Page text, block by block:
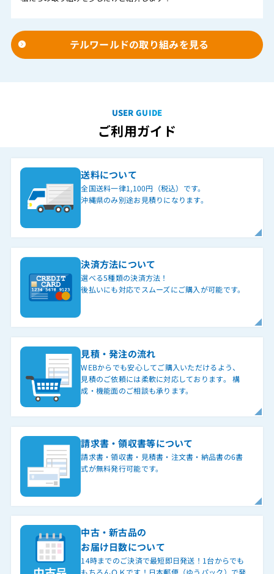
テルワールドの取り組みを見る
USER GUIDE
ご利用ガイド
送料について
全国送料一律1,100円（税込）です。
沖縄県のみ別途お見積りになります。
決済方法について
選べる5種類の決済方法！
後払いにも対応でスムーズにご購入が可能です。
見積・発注の流れ
WEBからでも安心してご購入いただけるよう、
見積のご依頼には柔軟に対応しております。 構
成・機能面のご相談も承ります。
請求書・領収書等について
請求書・領収書・見積書・注文書・納品書の6書
式が無料発行可能です。
中古・新古品の
お届け日数について
14時までのご決済で最短即日発送！1台からでも